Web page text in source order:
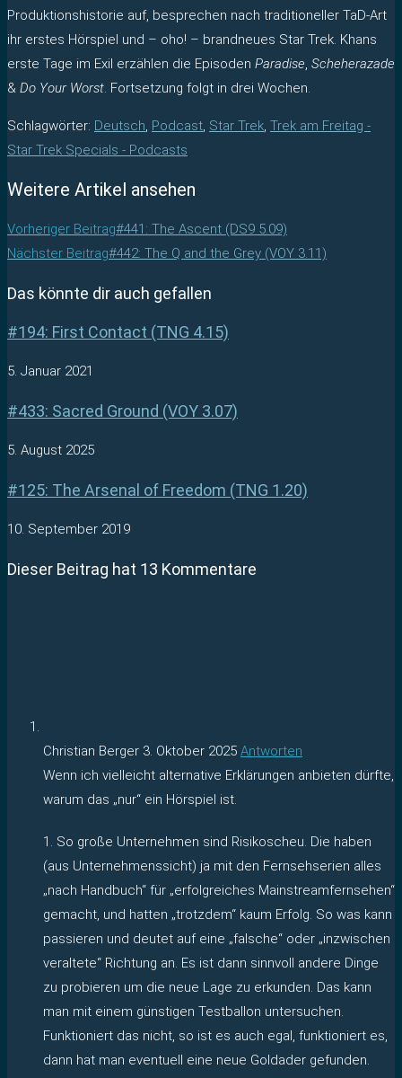
Produktionshistorie auf, besprechen nach traditioneller TaD-Art
ihr erstes Hörspiel und – oho! – brandneues Star Trek. Khans
erste Tage im Exil erzählen die Episoden Paradise, Scheherazade
& Do Your Worst. Fortsetzung folgt in drei Wochen.
Schlagwörter: Deutsch, Podcast, Star Trek, Trek am Freitag -
Star Trek Specials - Podcasts
Weitere Artikel ansehen
Vorheriger Beitrag#441: The Ascent (DS9 5.09)
Nächster Beitrag#442: The Q and the Grey (VOY 3.11)
Das könnte dir auch gefallen
#194: First Contact (TNG 4.15)
5. Januar 2021
#433: Sacred Ground (VOY 3.07)
5. August 2025
#125: The Arsenal of Freedom (TNG 1.20)
10. September 2019
Dieser Beitrag hat 13 Kommentare
Christian Berger 3. Oktober 2025 Antworten
Wenn ich vielleicht alternative Erklärungen anbieten dürfte,
warum das „nur“ ein Hörspiel ist.
1. So große Unternehmen sind Risikoscheu. Die haben
(aus Unternehmenssicht) ja mit den Fernsehserien alles
„nach Handbuch“ für „erfolgreiches Mainstreamfernsehen“
gemacht, und hatten „trotzdem“ kaum Erfolg. So was kann
passieren und deutet auf eine „falsche“ oder „inzwischen
veraltete“ Richtung an. Es ist dann sinnvoll andere Dinge
zu probieren um die neue Lage zu erkunden. Das kann
man mit einem günstigen Testballon untersuchen.
Funktioniert das nicht, so ist es auch egal, funktioniert es,
dann hat man eventuell eine neue Goldader gefunden.